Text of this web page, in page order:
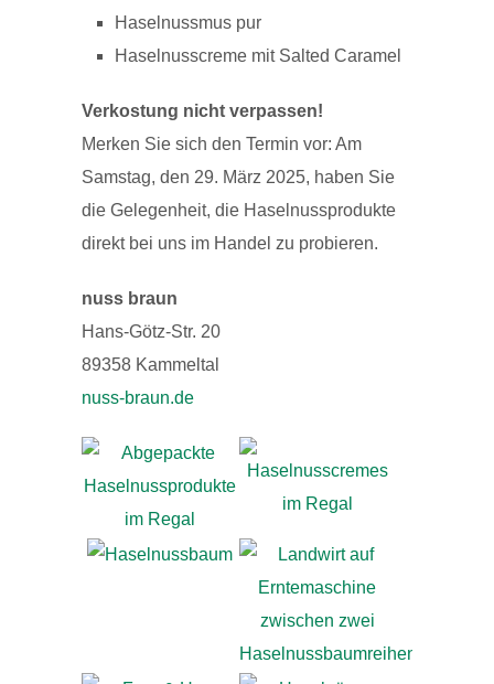
Haselnussmus pur
Haselnusscreme mit Salted Caramel
Verkostung nicht verpassen!
Merken Sie sich den Termin vor: Am
Samstag, den 29. März 2025, haben Sie
die Gelegenheit, die Haselnussprodukte
direkt bei uns im Handel zu probieren.
nuss braun
Hans-Götz-Str. 20
89358 Kammeltal
nuss-braun.de